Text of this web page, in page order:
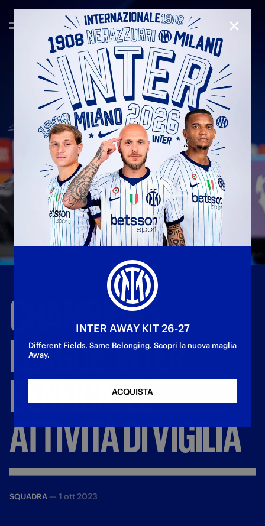
CHAMPIONS
LEAGUE,INTER-
BENFICA:LE
ATTIVITÀDIVIGILIA
SQUADRA — 1 ott 2023
INTER AWAY KIT 26-27
Different Fields. Same Belonging. Scopri la nuova maglia
Away.
ACQUISTA